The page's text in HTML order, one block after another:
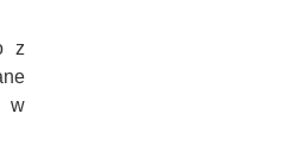
z
w